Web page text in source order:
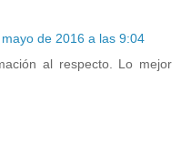
de 2016 a las 9:04
al respecto. Lo mejor